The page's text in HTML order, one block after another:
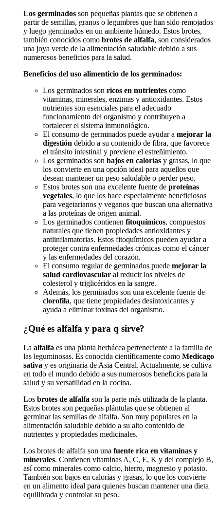
Los germinados son pequeñas plantas que se obtienen a
partir de semillas, granos o legumbres que han sido remojados
y luego germinados en un ambiente húmedo. Estos brotes,
también conocidos como brotes de alfalfa, son considerados
una joya verde de la alimentación saludable debido a sus
numerosos beneficios para la salud.
Beneficios del uso alimenticio de los germinados:
Los germinados son ricos en nutrientes como
vitaminas, minerales, enzimas y antioxidantes. Estos
nutrientes son esenciales para el adecuado
funcionamiento del organismo y contribuyen a
fortalecer el sistema inmunológico.
El consumo de germinados puede ayudar a mejorar la
digestión debido a su contenido de fibra, que favorece
el tránsito intestinal y previene el estreñimiento.
Los germinados son bajos en calorías y grasas, lo que
los convierte en una opción ideal para aquellos que
desean mantener un peso saludable o perder peso.
Estos brotes son una excelente fuente de proteínas
vegetales, lo que los hace especialmente beneficiosos
para vegetarianos y veganos que buscan una alternativa
a las proteínas de origen animal.
Los germinados contienen fitoquímicos, compuestos
naturales que tienen propiedades antioxidantes y
antiinflamatorias. Estos fitoquímicos pueden ayudar a
proteger contra enfermedades crónicas como el cáncer
y las enfermedades del corazón.
El consumo regular de germinados puede mejorar la
salud cardiovascular al reducir los niveles de
colesterol y triglicéridos en la sangre.
Además, los germinados son una excelente fuente de
clorofila, que tiene propiedades desintoxicantes y
ayuda a eliminar toxinas del organismo.
¿Qué es alfalfa y para q sirve?
La alfalfa es una planta herbácea perteneciente a la familia de
las leguminosas. Es conocida científicamente como Medicago
sativa y es originaria de Asia Central. Actualmente, se cultiva
en todo el mundo debido a sus numerosos beneficios para la
salud y su versatilidad en la cocina.
Los brotes de alfalfa son la parte más utilizada de la planta.
Estos brotes son pequeñas plántulas que se obtienen al
germinar las semillas de alfalfa. Son muy populares en la
alimentación saludable debido a su alto contenido de
nutrientes y propiedades medicinales.
Los brotes de alfalfa son una fuente rica en vitaminas y
minerales. Contienen vitaminas A, C, E, K y del complejo B,
así como minerales como calcio, hierro, magnesio y potasio.
También son bajos en calorías y grasas, lo que los convierte
en un alimento ideal para quienes buscan mantener una dieta
equilibrada y controlar su peso.